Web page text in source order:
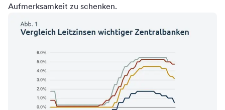
Aufmerksamkeit zu schenken.